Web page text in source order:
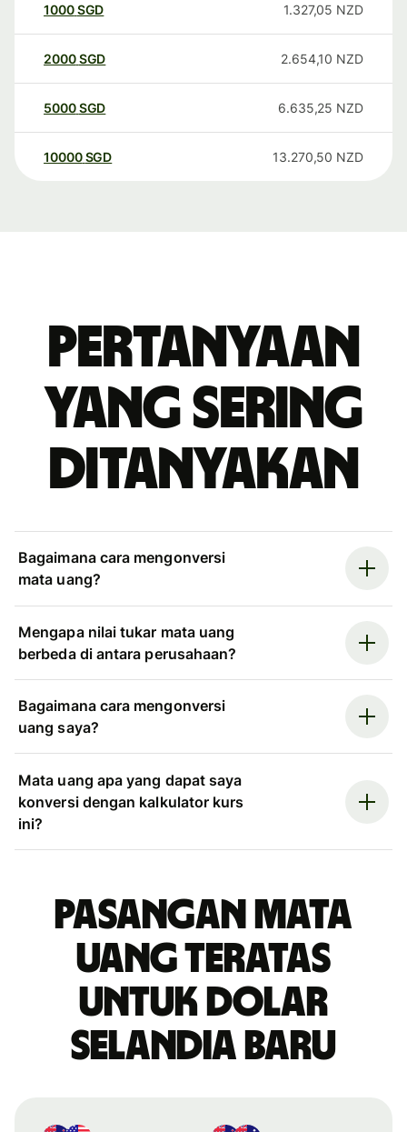
1000SGD 1.327,05 NZD
2000SGD 2.654,10 NZD
5000SGD 6.635,25 NZD
10000 SGD 13.270,50 NZD
Pertanyaan
yang sering
ditanyakan
Bagaimana cara mengonversi
mata uang?
Mengapa nilai tukar mata uang
berbeda di antara perusahaan?
Bagaimana cara mengonversi
uang saya?
Mata uang apa yang dapat saya
konversi dengan kalkulator kurs
ini?
Pasangan mata
uang teratas
untuk dolar
Selandia Baru